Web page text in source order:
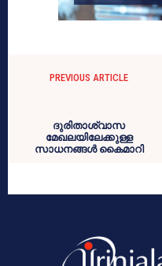
PREVIOUS ARTICLE
ദുരിതാശ്വാസ
മേഖലയിലേക്കുള്ള
സാധനങ്ങള്‍ കൈമാറി